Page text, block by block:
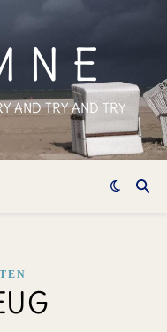
AND TRY AND TRY